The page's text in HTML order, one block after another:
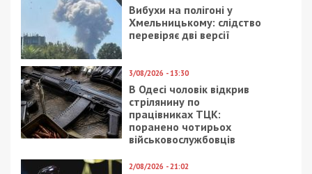
Вибухи на полігоні у
Хмельницькому: слідство
перевіряє дві версії
3/08/2026 - 13:30
В Одесі чоловік відкрив
стрілянину по
працівниках ТЦК:
поранено чотирьох
військовослужбовців
2/08/2026 - 21:02